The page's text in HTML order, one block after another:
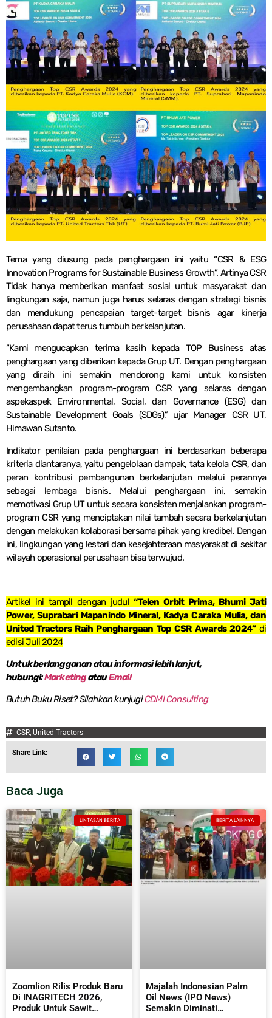
Tema yang diusung pada penghargaan ini yaitu “CSR & ESG
Innovation Programs for Sustainable Business Growth”. Artinya CSR
Tidak hanya memberikan manfaat sosial untuk masyarakat dan
lingkungan saja, namun juga harus selaras dengan strategi bisnis
dan mendukung pencapaian target-target bisnis agar kinerja
perusahaan dapat terus tumbuh berkelanjutan.
“Kami mengucapkan terima kasih kepada TOP Business atas
penghargaan yang diberikan kepada Grup UT. Dengan penghargaan
yang diraih ini semakin mendorong kami untuk konsisten
mengembangkan program-program CSR yang selaras dengan
aspekaspek Environmental, Social, dan Governance (ESG) dan
Sustainable Development Goals (SDGs),” ujar Manager CSR UT,
Himawan Sutanto.
Indikator penilaian pada penghargaan ini berdasarkan beberapa
kriteria diantaranya, yaitu pengelolaan dampak, tata kelola CSR, dan
peran kontribusi pembangunan berkelanjutan melalui perannya
sebagai lembaga bisnis. Melalui penghargaan ini, semakin
memotivasi Grup UT untuk secara konsisten menjalankan program-
program CSR yang menciptakan nilai tambah secara berkelanjutan
dengan melakukan kolaborasi bersama pihak yang kredibel. Dengan
ini, lingkungan yang lestari dan kesejahteraan masyarakat di sekitar
wilayah operasional perusahaan bisa terwujud.
Artikel ini tampil dengan judul“Telen Orbit Prima, Bhumi Jati
Power, Suprabari Mapanindo Mineral, Kadya Caraka Mulia, dan
United Tractors Raih Penghargaan Top CSR Awards 2024” di
edisi Juli 2024
Untuk berlangganan atau informasi lebih lanjut,
hubungi:MarketingatauEmail
Butuh Buku Riset? Silahkan kunjugiCDMI Consulting
CSR United Tractors
Share Link:
Baca Juga
LINTASAN BERITA
Zoomlion Rilis Produk Baru
Di INAGRITECH 2026,
Produk Untuk Sawit
BERITA LAINNYA
Majalah Indonesian Palm
Oil News (IPO News)
Semakin Diminati